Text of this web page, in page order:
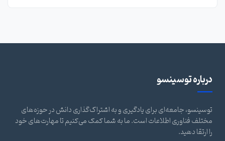
درباره توسینسو
توسینسو، جامعه‌ای برای یادگیری و به اشتراک‌گذاری دانش در حوزه‌های
مختلف فناوری اطلاعات است. ما به شما کمک می‌کنیم تا مهارت‌های خود
را ارتقا دهید.